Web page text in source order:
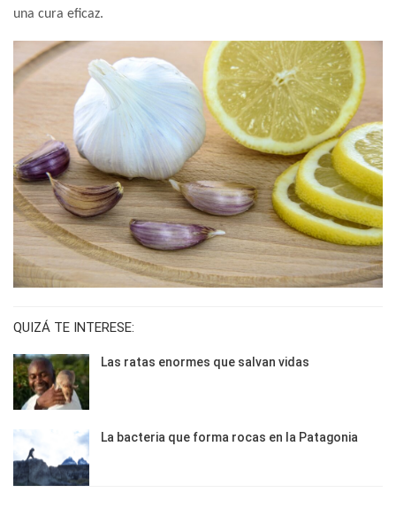
una cura eficaz.
QUIZÁ TE INTERESE:
Las ratas enormes que salvan vidas
La bacteria que forma rocas en la Patagonia